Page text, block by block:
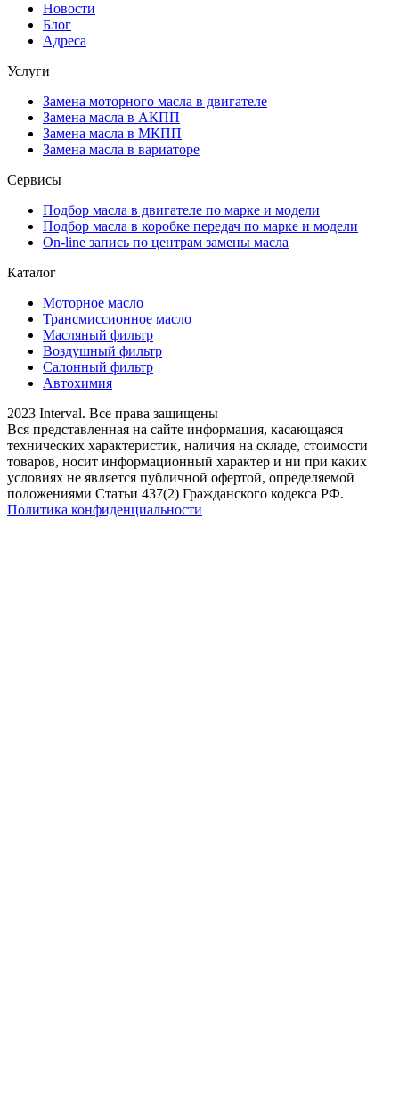
Новости
Блог
Адреса
Услуги
Замена моторного масла в двигателе
Замена масла в АКПП
Замена масла в МКПП
Замена масла в вариаторе
Сервисы
Подбор масла в двигателе по марке и модели
Подбор масла в коробке передач по марке и модели
On-line запись по центрам замены масла
Каталог
Моторное масло
Трансмиссионное масло
Масляный фильтр
Воздушный фильтр
Салонный фильтр
Автохимия
2023 Interval. Все права защищены
Вся представленная на сайте информация, касающаяся
технических характеристик, наличия на складе, стоимости
товаров, носит информационный характер и ни при каких
условиях не является публичной офертой, определяемой
положениями Статьи 437(2) Гражданского кодекса РФ.
Политика конфиденциальности